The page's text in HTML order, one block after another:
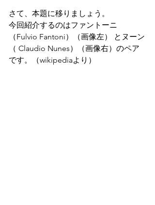
さて、本題に移りましょう。
今回紹介するのはファントーニ
（Fulvio Fantoni）（画像左） とヌーン
（ Claudio Nunes）（画像右）のペア
です。（wikipediaより）